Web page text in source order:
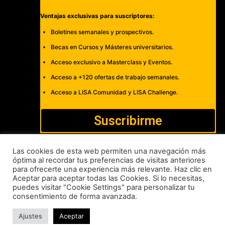
Ventajas exclusivas para suscriptores:
Boletines semanales y prospectivos.
Becas en Cursos y Másteres universitarios.
Acceso exclusivo a Masterclass y Eventos.
Acceso a +120 ofertas de trabajo semanales.
Acceso a LISA Comunidad y LISA Challenge.
Suscribirme
Cómo publicar Anúnciate Política de Privacidad y Cookies
Aviso legal Contacto
LISA News©. Creative Commons BY-NC-ND.
Las cookies de esta web permiten una navegación más
óptima al recordar tus preferencias de visitas anteriores
para ofrecerte una experiencia más relevante. Haz clic en
Aceptar para aceptar todas las Cookies. Si lo necesitas,
puedes visitar "Cookie Settings" para personalizar tu
consentimiento de forma avanzada.
Ajustes Aceptar